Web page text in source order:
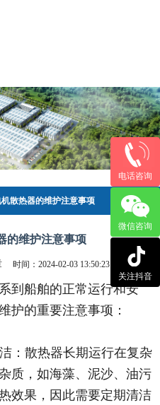
机散热器的维护注意事项
的维护注意事项
时间：2024-02-03 13:50:23
到船舶的正常运行和安
护的重要注意事项：
：散热器长期运行在复杂
质，如海藻、泥沙、油污
效果，因此需要定期清洁
电话咨询
微信咨询
关注抖音